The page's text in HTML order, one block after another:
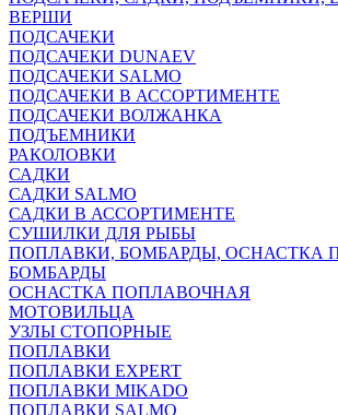
ВЕРШИ
ПОДСАЧЕКИ
ПОДСАЧЕКИ DUNAEV
ПОДСАЧЕКИ SALMO
ПОДСАЧЕКИ В АССОРТИМЕНТЕ
ПОДСАЧЕКИ ВОЛЖАНКА
ПОДЪЕМНИКИ
РАКОЛОВКИ
САДКИ
САДКИ SALMO
САДКИ В АССОРТИМЕНТЕ
СУШИЛКИ ДЛЯ РЫБЫ
ПОПЛАВКИ, БОМБАРДЫ, ОСНАСТКА
БОМБАРДЫ
ОСНАСТКА ПОПЛАВОЧНАЯ
МОТОВИЛЬЦА
УЗЛЫ СТОПОРНЫЕ
ПОПЛАВКИ
ПОПЛАВКИ EXPERT
ПОПЛАВКИ MIKADO
ПОПЛАВКИ SALMO